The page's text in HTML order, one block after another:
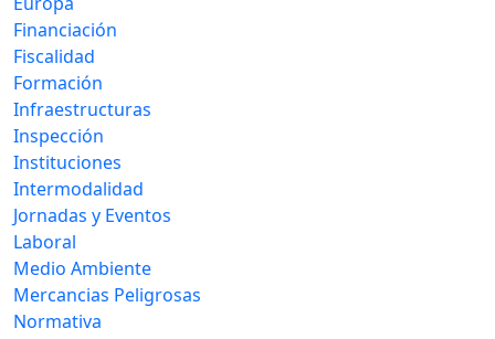
Financiación
Fiscalidad
Formación
Infraestructuras
Inspección
Instituciones
Intermodalidad
Jornadas y Eventos
Laboral
Medio Ambiente
Mercancias Peligrosas
Normativa